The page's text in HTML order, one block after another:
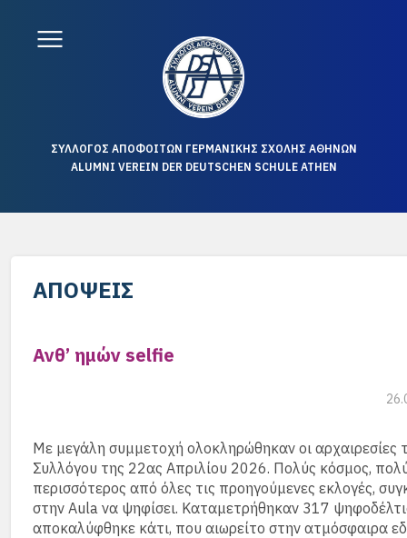
ΣΥΛΛΟΓΟΣ ΑΠΟΦΟΙΤΩΝ ΓΕΡΜΑΝΙΚΗΣ ΣΧΟΛΗΣ ΑΘΗΝΩΝ
ALUMNI VEREIN DER DEUTSCHEN SCHULE ATHEN
ΑΠΌΨΕΙΣ
Ανθ’ ημών selfie
Με μεγάλη συμμετοχή ολοκληρώθηκαν οι αρχαιρεσίες
Συλλόγου της 22ας Απριλίου 2026. Πολύς κόσμος,
περισσότερος από όλες τις προηγούμενες εκλογές,
στην Aula να ψηφίσει. Καταμετρήθηκαν 317
αποκαλύφθηκε κάτι, που αιωρείτο στην ατμόσφαιρα